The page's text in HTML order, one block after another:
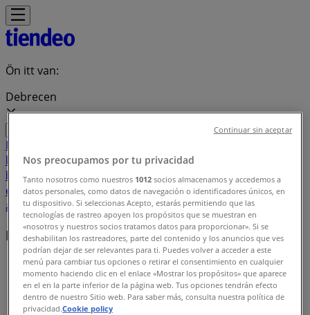
Ön itt van:
Debrecen
Featured
kiegészítőkElektronikaOtthon, kert és
barkácsolásGyógyszertárak és szépségSportGyermekek
és szabadidőAutók, motorkerékpárok és
alkatrészekÉttermekBankok és szolgáltatások
Helyi márkák
Tiendeo Debrecen-en »
Márkaindex
Nos preocupamos por tu privacidad
Tanto nosotros como nuestros 1012 socios almacenamos y accedemos a
datos personales, como datos de navegación o identificadores únicos, en
tu dispositivo. Si seleccionas Acepto, estarás permitiendo que las
tecnologías de rastreo apoyen los propósitos que se muestran en
«nosotros y nuestros socios tratamos datos para proporcionar». Si se
deshabilitan los rastreadores, parte del contenido y los anuncios que ves
podrían dejar de ser relevantes para ti. Puedes volver a acceder a este
menú para cambiar tus opciones o retirar el consentimiento en cualquier
momento haciendo clic en el enlace «Mostrar los propósitos» que aparece
en el en la parte inferior de la página web. Tus opciones tendrán efecto
dentro de nuestro Sitio web. Para saber más, consulta nuestra política de
privacidad.Cookie policy
Continuar sin aceptar